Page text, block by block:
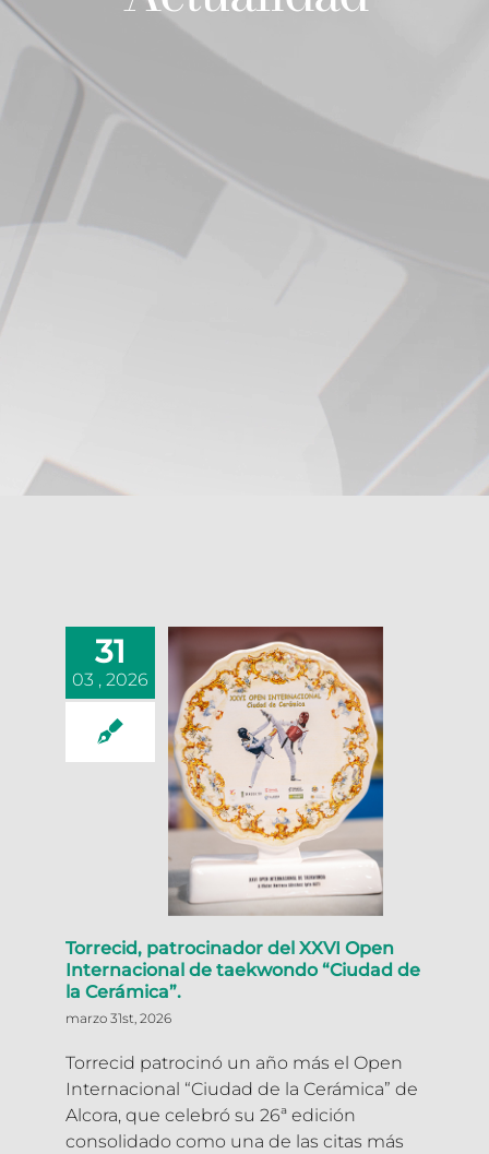
31
03 , 2026
Torrecid, patrocinador del XXVI Open
Internacional de taekwondo “Ciudad de
la Cerámica”.
marzo 31st, 2026
Torrecid patrocinó un año más el Open
Internacional “Ciudad de la Cerámica” de
Alcora, que celebró su 26ª edición
consolidado como una de las citas más